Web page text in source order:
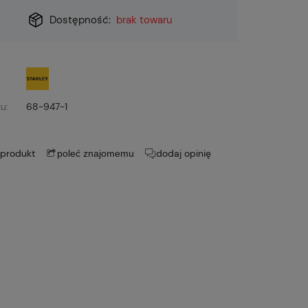
Dostępność: brak towaru
68-947-1
poleć znajomemu dodaj opinię